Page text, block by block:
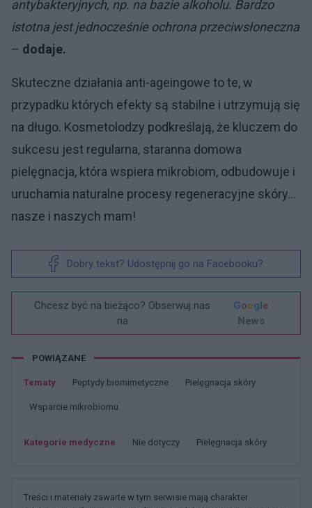
antybakteryjnych, np. na bazie alkoholu. Bardzo
istotna jest jednocześnie ochrona przeciwsłoneczna
– dodaje.
Skuteczne działania anti-ageingowe to te, w
przypadku których efekty są stabilne i utrzymują się
na długo. Kosmetolodzy podkreślają, że kluczem do
sukcesu jest regularna, staranna domowa
pielęgnacja, która wspiera mikrobiom, odbudowuje i
uruchamia naturalne procesy regeneracyjne skóry…
nasze i naszych mam!
Dobry tekst? Udostępnij go na Facebooku?
Chcesz być na bieżąco? Obserwuj nas
na
Google
News
POWIĄZANE
Tematy Peptydy biomimetyczne Pielęgnacja skóry
Wsparcie mikrobiomu
Kategorie medyczne Nie dotyczy Pielęgnacja skóry
Treści i materiały zawarte w tym serwisie mają charakter